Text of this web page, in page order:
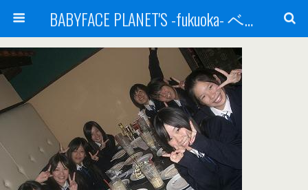
BABYFACE PLANET'S -fukuoka- ベビーフェイスプラネッツ 福岡(ベビフェ福岡)